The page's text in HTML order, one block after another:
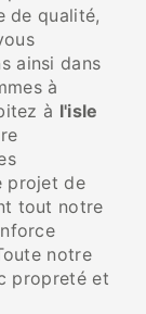
de qualité,
ainsi dans
à
à l'isle
projet de
tout notre
notre
propreté et